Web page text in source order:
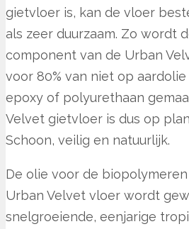
gietvloer is, kan de vloer
als zeer duurzaam. Zo wordt
component van de Urban
voor 80% van niet op
epoxy of polyurethaan
Velvet gietvloer is dus op
Schoon, veilig en natuurlijk.
De olie voor de
Urban Velvet vloer wordt
snelgroeiende, eenjarige